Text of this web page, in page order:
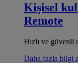
Kişisel
Remote
Hızlı ve güvenli
Daha fazla bilgi